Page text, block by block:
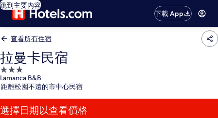
跳到主要內容
下載 App
查看所有住宿
拉曼卡民宿
3.0
星
級
住
宿
Lamanca B&B
距離松園不遠的市中心民宿
選擇日期以查看價格